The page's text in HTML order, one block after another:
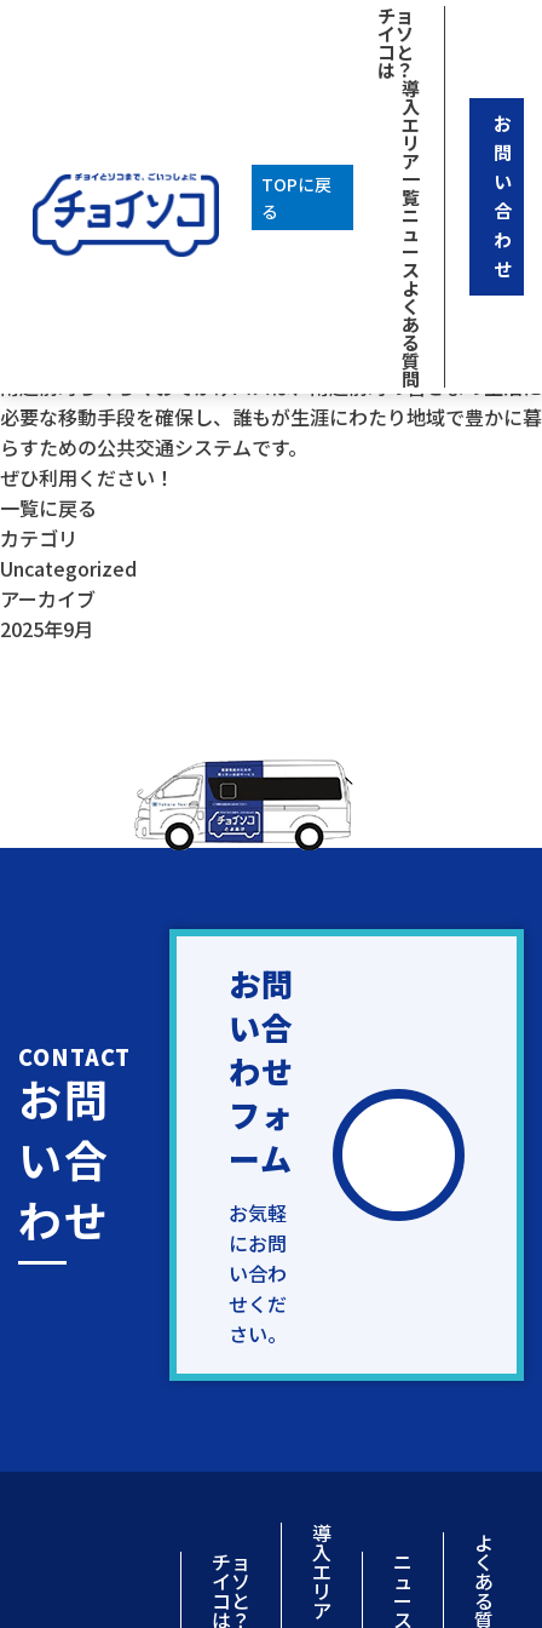
TOPに戻
る
チョ
イソ
コと
は？
導
入
エ
リ
ア
一
覧
ニ
ュ
ー
ス
よ
く
あ
る
質
問
お
問
い
合
わ
せ
南越前町らくらくおでかけバスは、南越前町の皆さまの生活に
必要な移動手段を確保し、誰もが生涯にわたり地域で豊かに暮
らすための公共交通システムです。
ぜひ利用ください！
一覧に戻る
カテゴリ
Uncategorized
アーカイブ
2025年9月
CONTACT
お問
い合
わせ
お問
い合
わせ
フォ
ーム
お気軽
にお問
い合わ
せくだ
さい。
チョ
イソ
コと
は？
導
入
エ
リ
ア
ニ
ュ
ー
ス
よ
く
あ
る
質